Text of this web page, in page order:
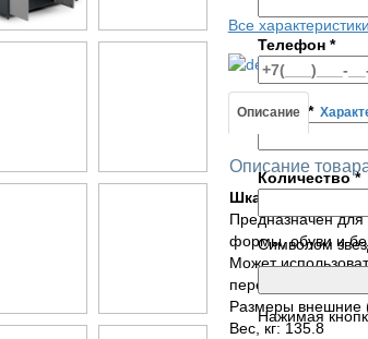
Телефон *
E-mail *
Количество*
Символом
Нажимая
Все характеристики
Условия
Описание
Описание
Шкаф сушильный
Предназначен
формы, обуви и
Может
перекладинах.
Размеры внешние
Вес, кг: 135.8